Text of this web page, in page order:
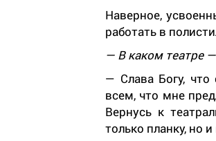
Наверное,
работать в
— В каком театре
— Слава Богу,
всем, что мне
Вернусь к
только планку, но